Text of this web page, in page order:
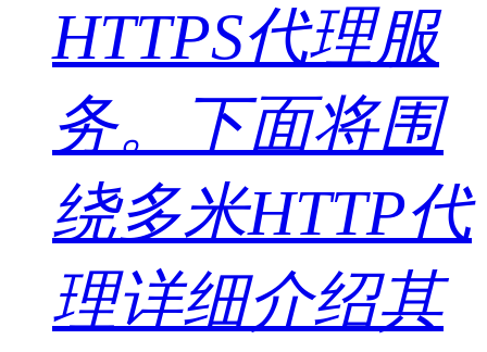
HTTPS代理服
务。下面将围
绕多米HTTP代
理详细介绍其